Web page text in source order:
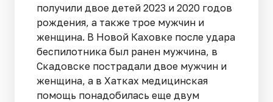
получили двое детей 2023 и 2020 годов
рождения, а также трое мужчин и
женщина. В Новой Каховке после удара
беспилотника был ранен мужчина, в
Скадовске пострадали двое мужчин и
женщина, а в Хатках медицинская
помощь понадобилась еще двум